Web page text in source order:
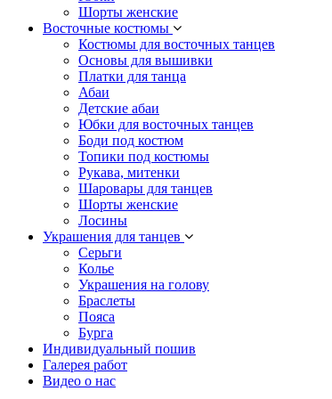
Шорты женские
Восточные костюмы
Костюмы для восточных танцев
Основы для вышивки
Платки для танца
Абаи
Детские абаи
Юбки для восточных танцев
Боди под костюм
Топики под костюмы
Рукава, митенки
Шаровары для танцев
Шорты женские
Лосины
Украшения для танцев
Серьги
Колье
Украшения на голову
Браслеты
Пояса
Бурга
Индивидуальный пошив
Галерея работ
Видео о нас